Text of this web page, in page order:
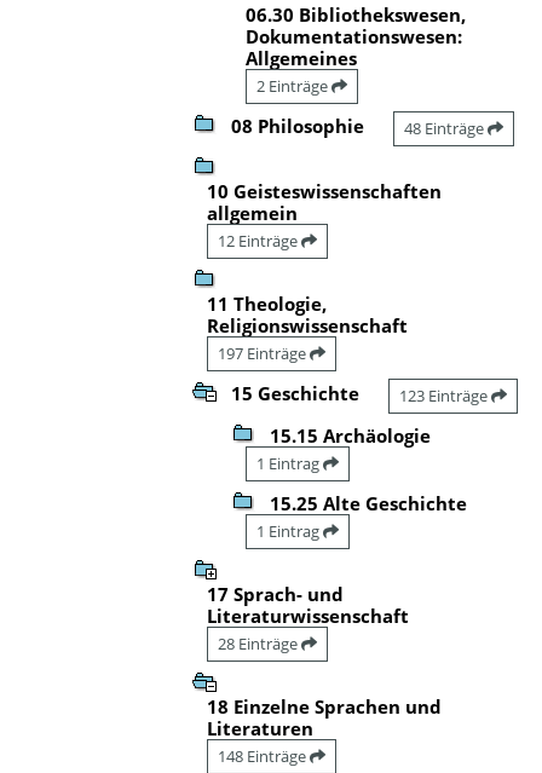
06.30 Bibliothekswesen,
Dokumentationswesen:
Allgemeines
2 Einträge
08 Philosophie 48 Einträge
10 Geisteswissenschaften
allgemein
12 Einträge
11 Theologie,
Religionswissenschaft
197 Einträge
15 Geschichte 123 Einträge
15.15 Archäologie
1 Eintrag
15.25 Alte Geschichte
1 Eintrag
17 Sprach- und
Literaturwissenschaft
28 Einträge
18 Einzelne Sprachen und
Literaturen
148 Einträge